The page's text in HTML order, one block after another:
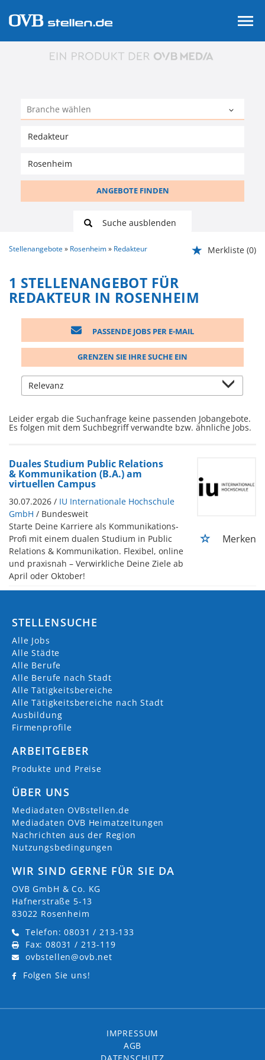
ANGEBOTE FINDEN
Suche ausblenden
Stellenangebote Rosenheim Redakteur Merkliste (0)
1 STELLENANGEBOT FÜR
REDAKTEUR IN ROSENHEIM
PASSENDE JOBS PER E-MAIL
GRENZEN SIE IHRE SUCHE EIN
Leider ergab die Suchanfrage keine passenden Jobangebote.
Es folgen mit dem Suchbegriff verwandte bzw. ähnliche Jobs.
Duales Studium Public Relations
& Kommunikation (B.A.) am
virtuellen Campus
30.07.2026 / IU Internationale Hochschule
GmbH / Bundesweit
Starte Deine Karriere als Kommunikations-
Profi mit einem dualen Studium in Public
Relations & Kommunikation. Flexibel, online
und praxisnah – Verwirkliche Deine Ziele ab
April oder Oktober!
Merken
STELLENSUCHE
Alle Jobs
Alle Städte
Alle Berufe
Alle Berufe nach Stadt
Alle Tätigkeitsbereiche
Alle Tätigkeitsbereiche nach Stadt
Ausbildung
Firmenprofile
ARBEITGEBER
Produkte und Preise
ÜBER UNS
Mediadaten OVBstellen.de
Mediadaten OVB Heimatzeitungen
Nachrichten aus der Region
Nutzungsbedingungen
WIR SIND GERNE FÜR SIE DA
OVB GmbH & Co. KG
Hafnerstraße 5-13
83022 Rosenheim
Telefon: 08031 / 213-133
Fax: 08031 / 213-119
ovbstellen@ovb.net
Folgen Sie uns!
IMPRESSUM
AGB